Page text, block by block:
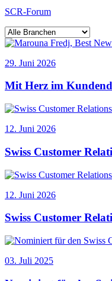
SCR-Forum
29. Juni 2026
Mit Herz im
12. Juni 2026
Swiss Customer
12. Juni 2026
Swiss Customer
03. Juli 2025